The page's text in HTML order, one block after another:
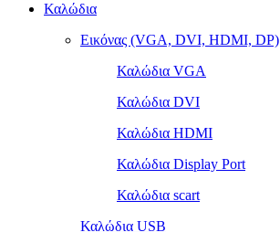
Καλώδια
Εικόνας (VGA, DVI, HDMI, DP)
Καλώδια VGA
Καλώδια DVI
Καλώδια HDMI
Καλώδια Display Port
Καλώδια scart
Καλώδια USB